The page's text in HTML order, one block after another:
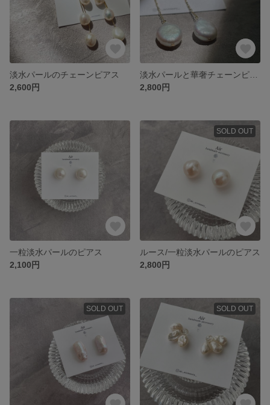
淡水パールのチェーンピアス
2,600円
2,800円
一粒淡水パールのピアス
2,100円
SOLD OUT
ルース/一粒淡水パールのピアス
2,800円
SOLD OUT SOLD OUT